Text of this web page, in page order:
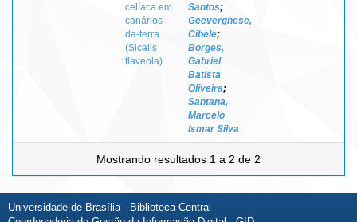
celíaca em
canários-
da-terra
(Sicalis
flaveola)
Santos;
Geeverghese,
Cibele;
Borges,
Gabriel
Batista
Oliveira;
Santana,
Marcelo
Ismar Silva
Mostrando resultados 1 a 2 de 2
Universidade de Brasília - Biblioteca Central